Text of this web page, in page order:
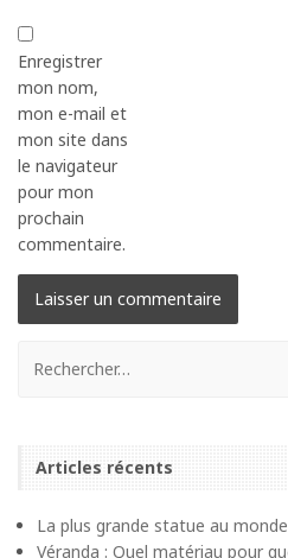
Enregistrer
mon nom,
mon e-mail et
mon site dans
le navigateur
pour mon
prochain
commentaire.
Articles récents
La plus grande statue au
Véranda : Quel matériau pour